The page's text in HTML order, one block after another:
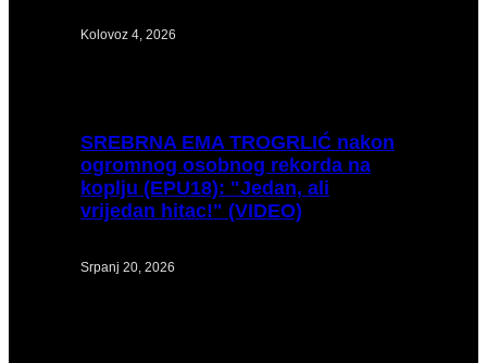
Kolovoz 4, 2026
SREBRNAEMA TROGRLIĆ nakon
ogromnog osobnog rekorda na
koplju (EPU18): "Jedan, ali
vrijedan hitac!" (VIDEO)
Srpanj 20, 2026